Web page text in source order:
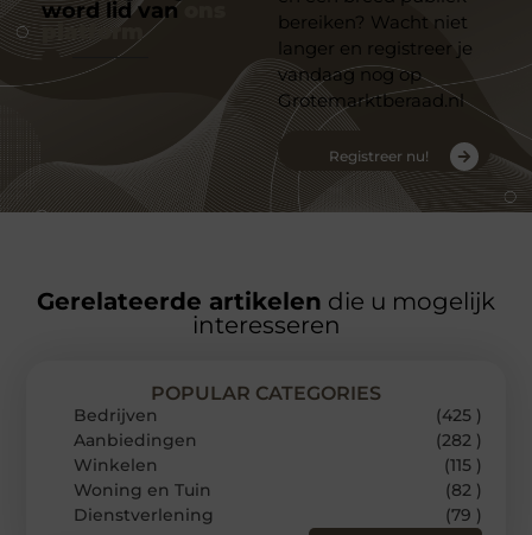
word lid van
platform
bereiken? Wacht niet
langer en registreer je
vandaag nog op
Grotemarktberaad.nl
Registreer nu!
Gerelateerde artikelen die u mogelijk
interesseren
POPULAR CATEGORIES
Bedrijven
(425 )
Aanbiedingen
(282 )
Winkelen
(115 )
Woning en Tuin
(82 )
Dienstverlening
(79 )